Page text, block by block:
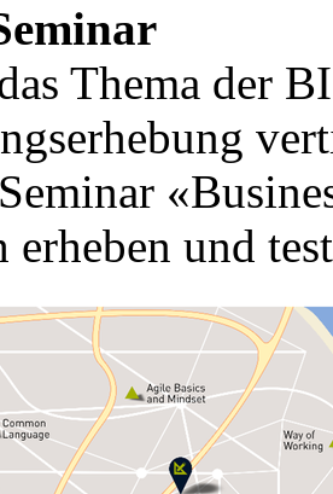
Thema der
und